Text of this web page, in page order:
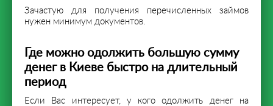
Зачастую для получения перечисленных займов
нужен минимум документов.
Где можно одолжить большую сумму
денег в Киеве быстро на длительный
период
Если Вас интересует, у кого одолжить денег на